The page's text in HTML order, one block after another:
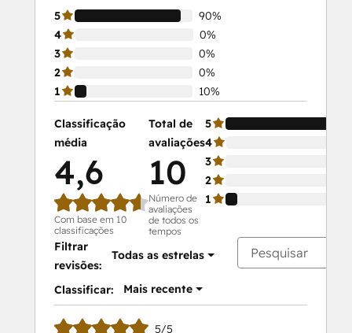
5
90%
4
0%
3
0%
2
0%
1
10%
Classificação
média
4,6
Com base em 10
classificações
Total de
avaliações
10
Número de
avaliações
de todos os
tempos
5
4
3
2
1
Filtrar
revisões:
Todas as estrelas
Classificar: Mais recente
5/5